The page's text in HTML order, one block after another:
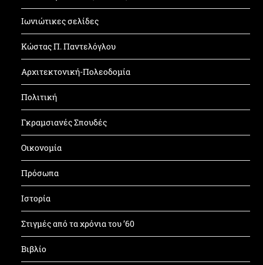
Ιωνιώτικες σελίδες
Κώστας Π. Παντελόγλου
Αρχιτεκτονική-Πολεοδομία
Πολιτική
Γκραμσιανές Σπουδές
Οικονομία
Πρόσωπα
Ιστορία
Στιγμές από τα χρόνια του ’60
Βιβλίο